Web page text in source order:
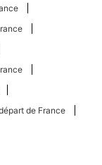
de France